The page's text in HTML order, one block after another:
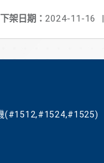
下架日期： 2024-11-16 |
(#1512,#1524,#1525)